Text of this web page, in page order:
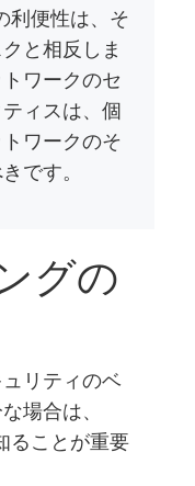
利便性は、そ
と相反しま
ワークのセ
ィスは、個
ワークのそ
です。
グの
リティのベ
場合は、
ることが重要